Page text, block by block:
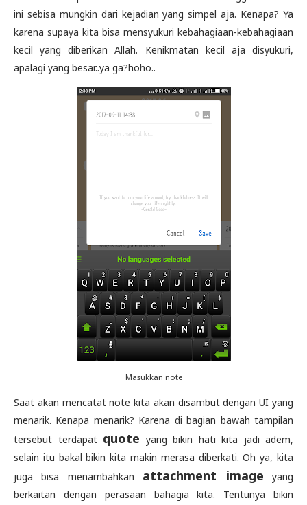
ini sebisa mungkin dari kejadian yang simpel aja. Kenapa? Ya
karena supaya kita bisa mensyukuri kebahagiaan-kebahagiaan
kecil yang diberikan Allah. Kenikmatan kecil aja disyukuri,
apalagi yang besar..ya ga?hoho..
Masukkan note
Saat akan mencatat note kita akan disambut dengan UI yang
menarik. Kenapa menarik? Karena di bagian bawah tampilan
tersebut terdapat quote yang bikin hati kita jadi adem,
selain itu bakal bikin kita makin merasa diberkati. Oh ya, kita
juga bisa menambahkan attachment image yang
berkaitan dengan perasaan bahagia kita. Tentunya bikin